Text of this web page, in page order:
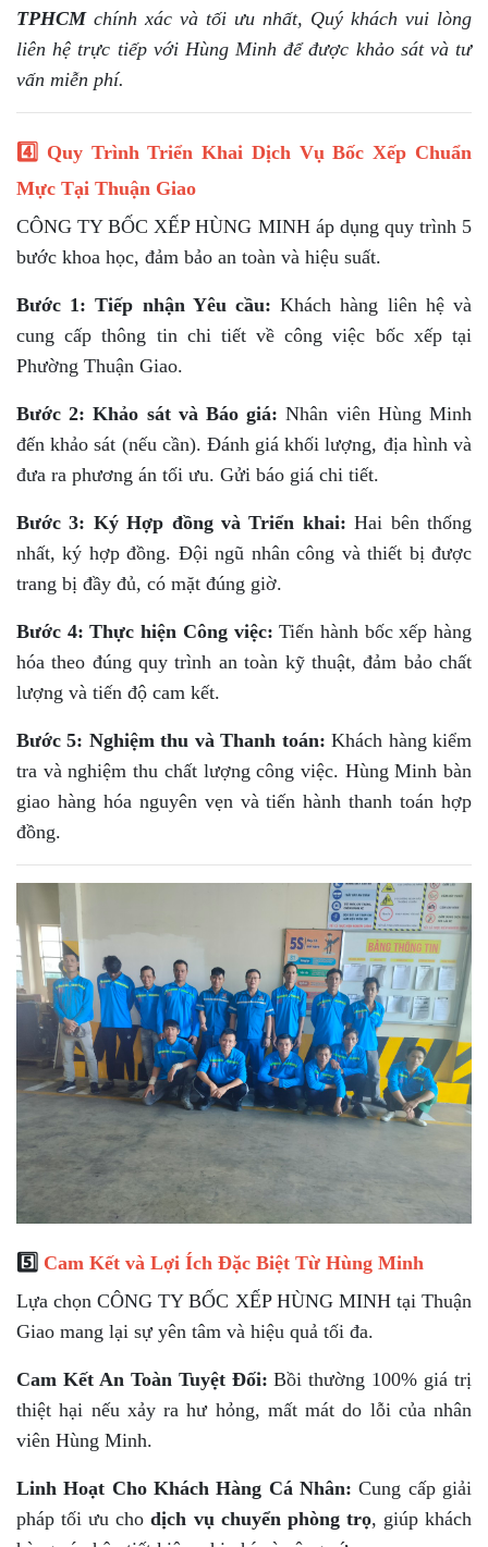
TPHCMchính xác và tối ưu nhất, Quý khách vui lòng
liên hệ trực tiếp với Hùng Minh để được khảo sát và tư
vấn miễn phí.
4️⃣ Quy Trình Triển Khai Dịch Vụ Bốc Xếp Chuẩn
Mực Tại Thuận Giao
CÔNG TY BỐC XẾP HÙNG MINH áp dụng quy trình 5
bước khoa học, đảm bảo an toàn và hiệu suất.
Bước 1: Tiếp nhận Yêu cầu: Khách hàng liên hệ và
cung cấp thông tin chi tiết về công việc bốc xếp tại
Phường Thuận Giao.
Bước 2: Khảo sát và Báo giá: Nhân viên Hùng Minh
đến khảo sát (nếu cần). Đánh giá khối lượng, địa hình và
đưa ra phương án tối ưu. Gửi báo giá chi tiết.
Bước 3: Ký Hợp đồng và Triển khai: Hai bên thống
nhất, ký hợp đồng. Đội ngũ nhân công và thiết bị được
trang bị đầy đủ, có mặt đúng giờ.
Bước 4: Thực hiện Công việc: Tiến hành bốc xếp hàng
hóa theo đúng quy trình an toàn kỹ thuật, đảm bảo chất
lượng và tiến độ cam kết.
Bước 5: Nghiệm thu và Thanh toán: Khách hàng kiểm
tra và nghiệm thu chất lượng công việc. Hùng Minh bàn
giao hàng hóa nguyên vẹn và tiến hành thanh toán hợp
đồng.
5️⃣ Cam Kết và Lợi Ích Đặc Biệt Từ Hùng Minh
Lựa chọn CÔNG TY BỐC XẾP HÙNG MINH tại Thuận
Giao mang lại sự yên tâm và hiệu quả tối đa.
Cam Kết An Toàn Tuyệt Đối: Bồi thường 100% giá trị
thiệt hại nếu xảy ra hư hỏng, mất mát do lỗi của nhân
viên Hùng Minh.
Linh Hoạt Cho Khách Hàng Cá Nhân: Cung cấp giải
pháp tối ưu chodịch vụ chuyển phòng trọ, giúp khách